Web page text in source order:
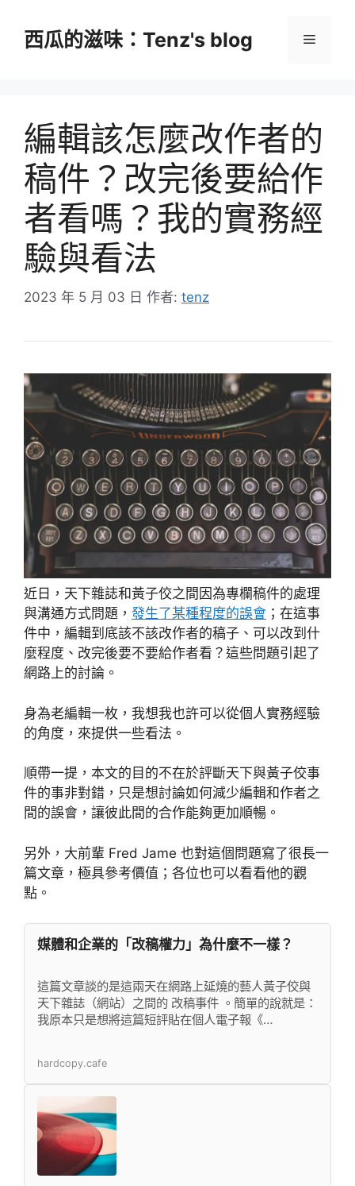
西瓜的滋味：Tenz's blog 選
編輯該怎麼改作者的
稿件？改完後要給作
者看嗎？我的實務經
驗與看法
2023 年 5 月 03 日 作者: tenz
近日，天下雜誌和黃子佼之間因為專欄稿件的處理
與溝通方式問題， 發生了某種程度的誤會 ；在這事
件中，編輯到底該不該改作者的稿子、可以改到什
麼程度、改完後要不要給作者看？這些問題引起了
網路上的討論。
身為老編輯一枚，我想我也許可以從個人實務經驗
的角度，來提供一些看法。
順帶一提，本文的目的不在於評斷天下與黃子佼事
件的事非對錯，只是想討論如何減少編輯和作者之
間的誤會，讓彼此間的合作能夠更加順暢。
另外，大前輩 Fred Jame 也對這個問題寫了很長一
篇文章，極具參考價值；各位也可以看看他的觀
點。
媒體和企業的「改稿權力」為什麼不一樣？
這篇文章談的是這兩天在網路上延燒的藝人黃子佼與
天下雜誌（網站）之間的 改稿事件 。簡單的說就是：
我原本只是想將這篇短評貼在個人電子報《…
hardcopy.cafe